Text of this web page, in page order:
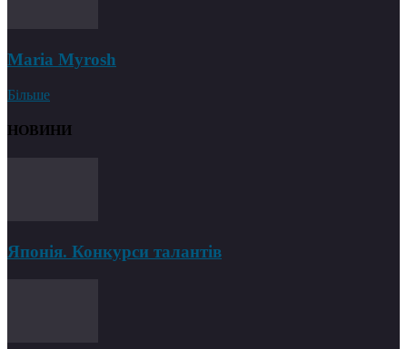
Maria Myrosh
Більше
НОВИНИ
Японія. Конкурси талантів